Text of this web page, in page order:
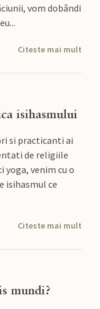
vom dobândi
Citeste mai mult
isihasmului
si practicanti ai
de religiile
venim cu o
isihasmul ce
Citeste mai mult
mundi?